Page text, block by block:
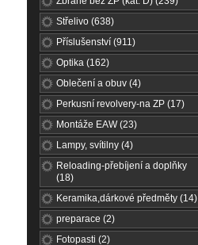
Střelivo (638)
Příslušenství (911)
Optika (162)
Oblečení a obuv (4)
Perkusní revolvery-na ZP (17)
Montáže EAW (23)
Lampy, svítilny (4)
Reloading-přebíjení a doplňky
(18)
Keramika,dárkové předměty (14)
preparace (2)
Fotopasti (2)